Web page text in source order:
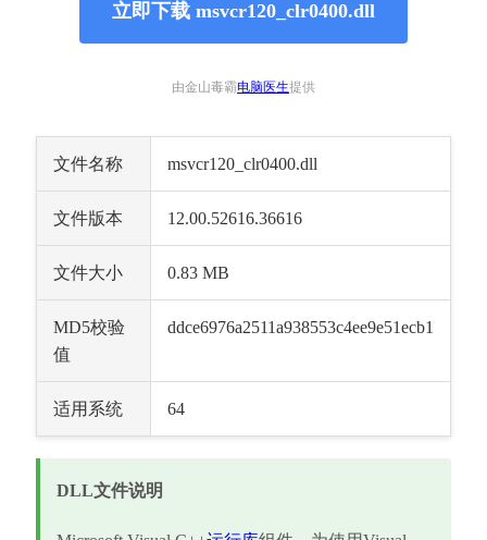
立即下载 msvcr120_clr0400.dll
由金山毒霸电脑医生提供
文件名称 msvcr120_clr0400.dll
文件版本 12.00.52616.36616
文件大小 0.83 MB
MD5校验
值
ddce6976a2511a938553c4ee9e51ecb1
适用系统 64
DLL文件说明